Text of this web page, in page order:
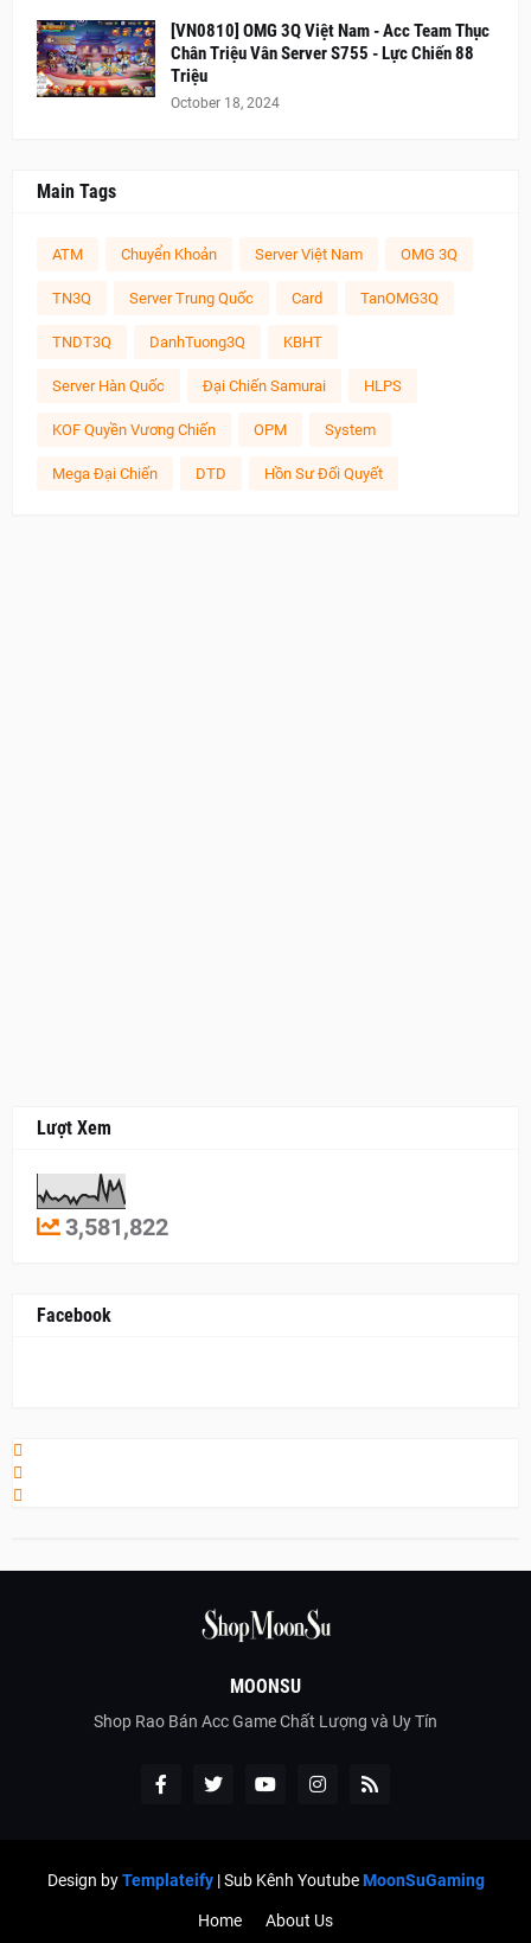
[VN0810] OMG 3Q Việt Nam - Acc Team Thục
Chân Triệu Vân Server S755 - Lực Chiến 88
Triệu
October 18, 2024
Main Tags
ATM Chuyển Khoản Server Việt Nam OMG 3Q
TN3Q Server Trung Quốc Card TanOMG3Q
TNDT3Q DanhTuong3Q KBHT
Server Hàn Quốc Đại Chiến Samurai HLPS
KOF Quyền Vương Chiến OPM System
Mega Đại Chiến DTD Hồn Sư Đối Quyết
Lượt Xem
3,581,822
Facebook
MOONSU
Shop Rao Bán Acc Game Chất Lượng và Uy Tín
Design byTemplateify| Sub Kênh YoutubeMoonSuGaming
Home About Us